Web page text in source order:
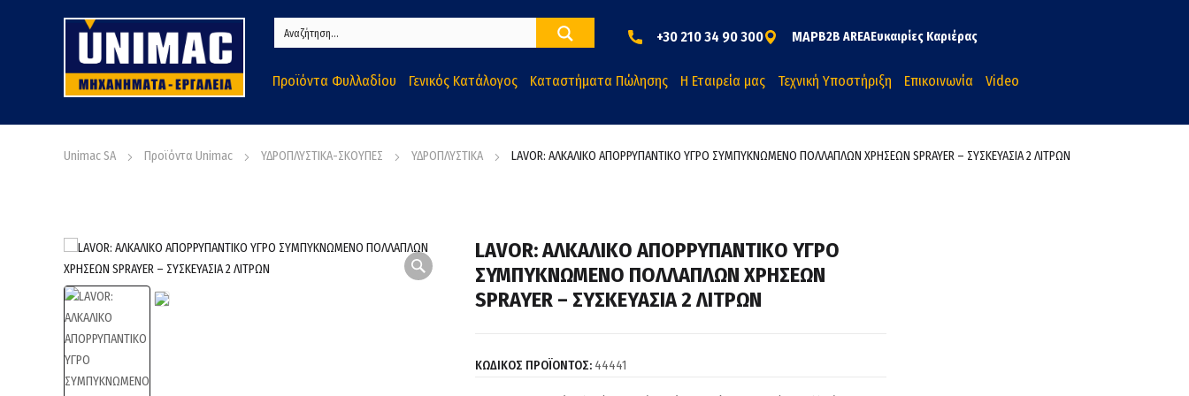
+30 210 34 90 300 MAPB2B AREAΕυκαιρίες Καριέρας
Προϊόντα Φυλλαδίου Γενικός Κατάλογος Καταστήματα Πώλησης Η Εταιρεία μας Τεχνική Υποστήριξη Επικοινωνία Video
Unimac SA Προϊόντα Unimac ΥΔΡΟΠΛΥΣΤΙΚΑ-ΣΚΟΥΠΕΣ ΥΔΡΟΠΛΥΣΤΙΚΑ LAVOR: ΑΛΚΑΛΙΚΟ ΑΠΟΡΡΥΠΑΝΤΙΚΟ ΥΓΡΟ ΣΥΜΠΥΚΝΩΜΕΝΟ ΠΟΛΛΑΠΛΩΝ ΧΡΗΣΕΩΝ SPRAYER – ΣΥΣΚΕΥΑΣΙΑ 2 ΛΙΤΡΩΝ
LAVOR: ΑΛΚΑΛΙΚΟ ΑΠΟΡΡΥΠΑΝΤΙΚΟ ΥΓΡΟ
ΣΥΜΠΥΚΝΩΜΕΝΟ ΠΟΛΛΑΠΛΩΝ ΧΡΗΣΕΩΝ
SPRAYER – ΣΥΣΚΕΥΑΣΙΑ 2 ΛΙΤΡΩΝ
ΚΩΔΙΚΟΣ ΠΡΟΪΟΝΤΟΣ: 44441